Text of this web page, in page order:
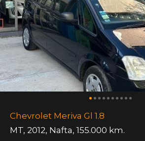
Chevrolet Meriva Gl 1.8
MT, 2012, Nafta, 155.000 km.